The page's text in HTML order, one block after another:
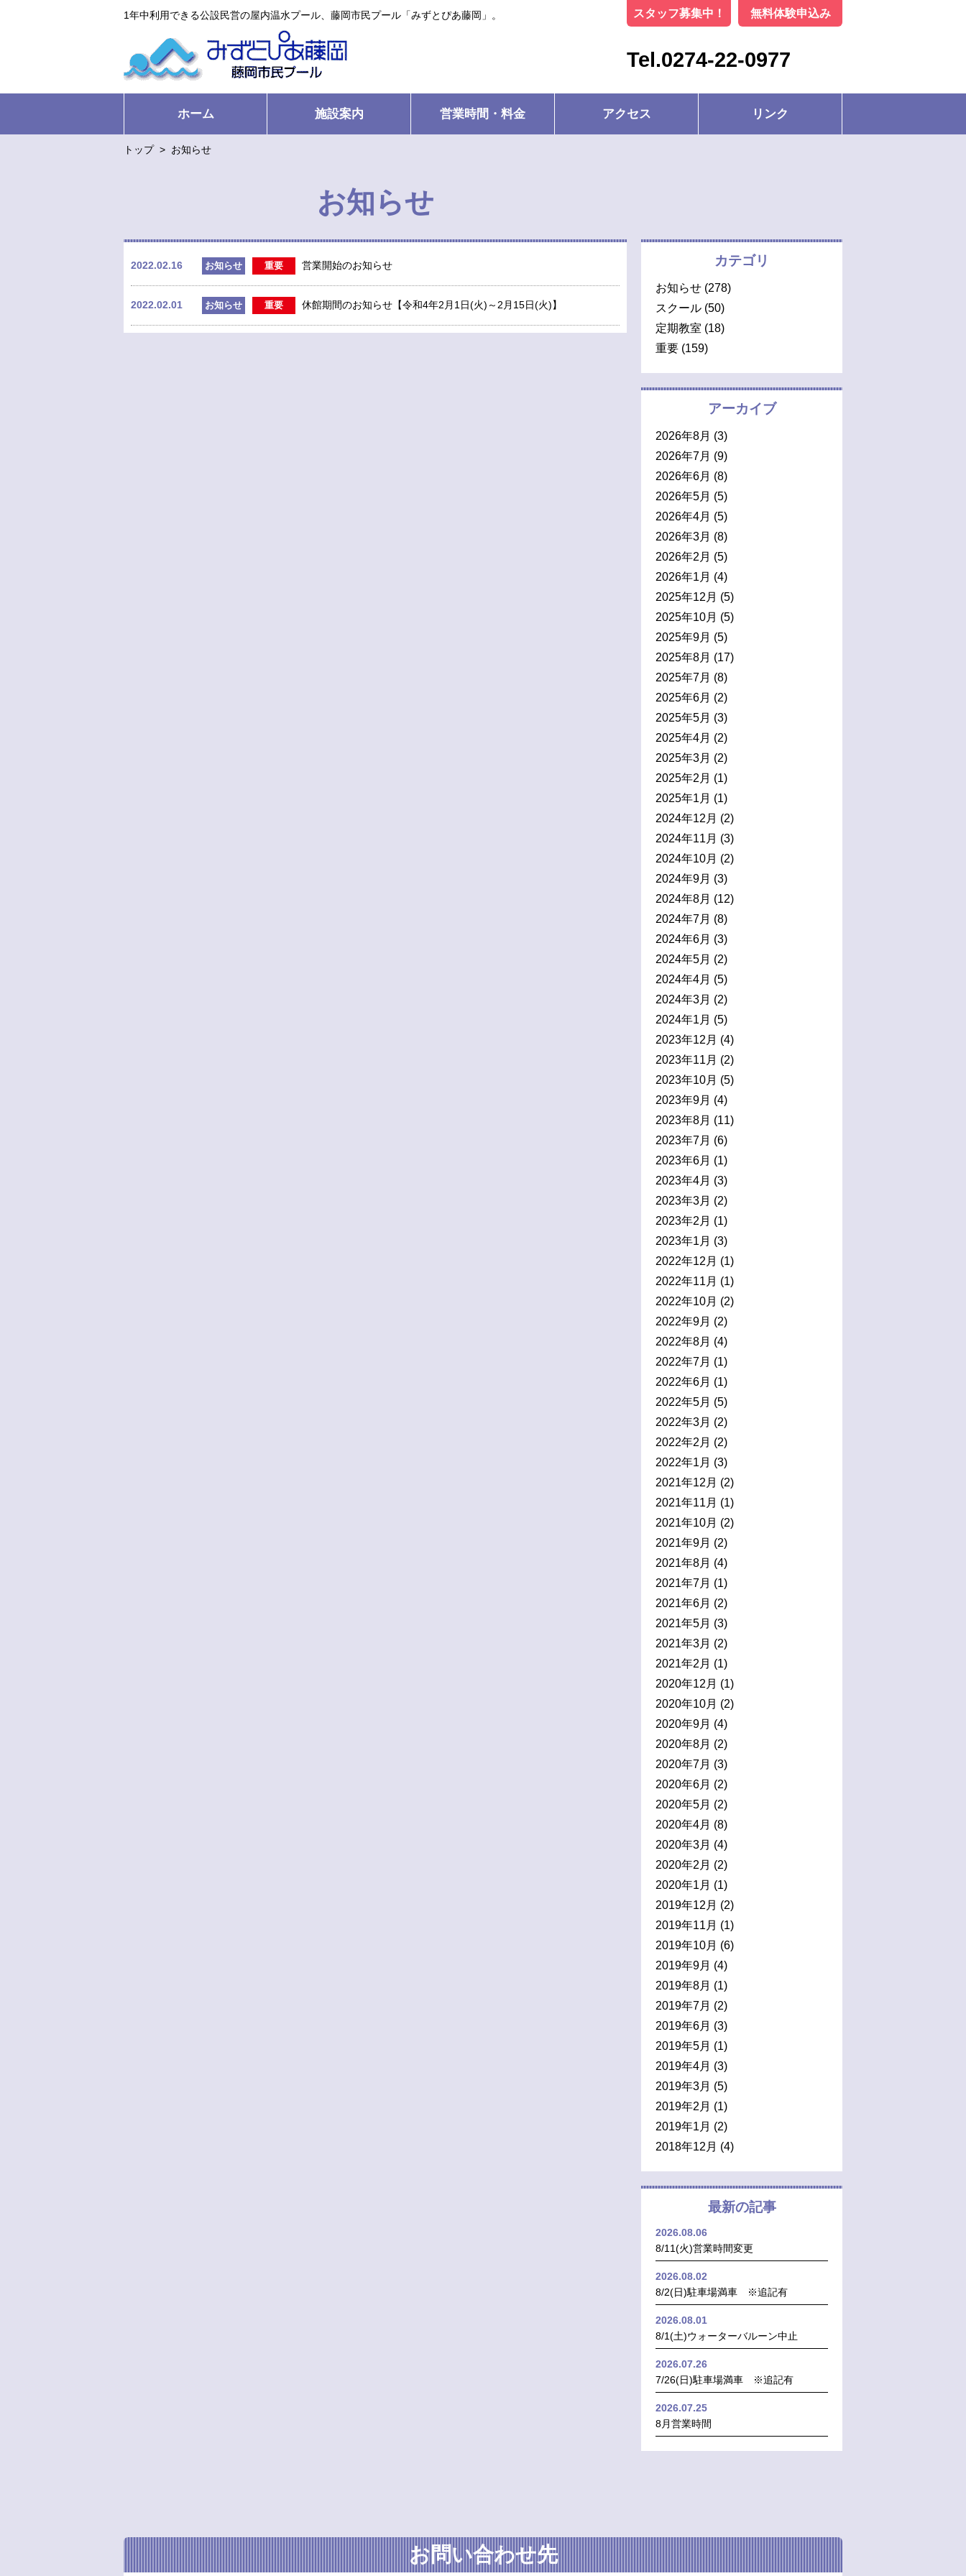
1年中利用できる公設民営の屋内温水プール、藤岡市民プール「みずとぴあ藤岡」。 スタッフ募集中！ 無料体験申込み
Tel.0274-22-0977
ホーム 施設案内 営業時間・料金 アクセス リンク
トップ > お知らせ
お知らせ
2022.02.16 お知らせ 重要 営業開始のお知らせ
2022.02.01 お知らせ 重要 休館期間のお知らせ【令和4年2月1日(火)～2月15日(火)】
カテゴリ
お知らせ (278)
スクール (50)
定期教室 (18)
重要 (159)
アーカイブ
2026年8月 (3)
2026年7月 (9)
2026年6月 (8)
2026年5月 (5)
2026年4月 (5)
2026年3月 (8)
2026年2月 (5)
2026年1月 (4)
2025年12月 (5)
2025年10月 (5)
2025年9月 (5)
2025年8月 (17)
2025年7月 (8)
2025年6月 (2)
2025年5月 (3)
2025年4月 (2)
2025年3月 (2)
2025年2月 (1)
2025年1月 (1)
2024年12月 (2)
2024年11月 (3)
2024年10月 (2)
2024年9月 (3)
2024年8月 (12)
2024年7月 (8)
2024年6月 (3)
2024年5月 (2)
2024年4月 (5)
2024年3月 (2)
2024年1月 (5)
2023年12月 (4)
2023年11月 (2)
2023年10月 (5)
2023年9月 (4)
2023年8月 (11)
2023年7月 (6)
2023年6月 (1)
2023年4月 (3)
2023年3月 (2)
2023年2月 (1)
2023年1月 (3)
2022年12月 (1)
2022年11月 (1)
2022年10月 (2)
2022年9月 (2)
2022年8月 (4)
2022年7月 (1)
2022年6月 (1)
2022年5月 (5)
2022年3月 (2)
2022年2月 (2)
2022年1月 (3)
2021年12月 (2)
2021年11月 (1)
2021年10月 (2)
2021年9月 (2)
2021年8月 (4)
2021年7月 (1)
2021年6月 (2)
2021年5月 (3)
2021年3月 (2)
2021年2月 (1)
2020年12月 (1)
2020年10月 (2)
2020年9月 (4)
2020年8月 (2)
2020年7月 (3)
2020年6月 (2)
2020年5月 (2)
2020年4月 (8)
2020年3月 (4)
2020年2月 (2)
2020年1月 (1)
2019年12月 (2)
2019年11月 (1)
2019年10月 (6)
2019年9月 (4)
2019年8月 (1)
2019年7月 (2)
2019年6月 (3)
2019年5月 (1)
2019年4月 (3)
2019年3月 (5)
2019年2月 (1)
2019年1月 (2)
2018年12月 (4)
最新の記事
2026.08.06
8/11(火)営業時間変更
2026.08.02
8/2(日)駐車場満車 ※追記有
2026.08.01
8/1(土)ウォーターバルーン中止
2026.07.26
7/26(日)駐車場満車 ※追記有
2026.07.25
8月営業時間
お問い合わせ先